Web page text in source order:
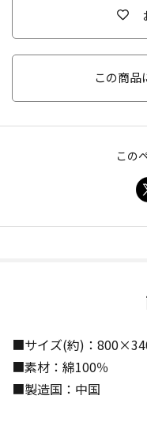
この商品
この
■サイズ(約)：
■素材：綿100％
■製造国：中国